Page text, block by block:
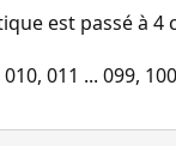
est passé à 4
011 ... 099,